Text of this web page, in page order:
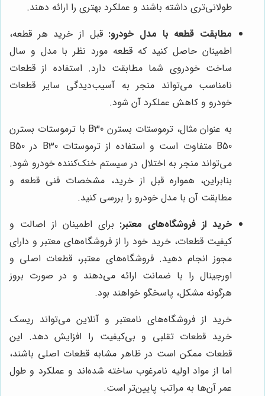
طولانی‌تری داشته باشند و عملکرد بهتری را ارائه دهند.
مطابقت قطعه با مدل خودرو: قبل از خرید هر قطعه،
اطمینان حاصل کنید که قطعه مورد نظر با مدل و سال
ساخت خودروی شما مطابقت دارد. استفاده از قطعات
نامناسب می‌تواند منجر به آسیب‌دیدگی سایر قطعات
خودرو و کاهش عملکرد آن شود.
به عنوان مثال، ترموستات بسترن B30 با ترموستات بسترن
B50 متفاوت است و استفاده از ترموستات B30 در B50
می‌تواند منجر به اختلال در سیستم خنک‌کننده خودرو شود.
بنابراین، همواره قبل از خرید، مشخصات فنی قطعه و
مطابقت آن با مدل خودرو را بررسی کنید.
خرید از فروشگاه‌های معتبر: برای اطمینان از اصالت و
کیفیت قطعات، خرید خود را از فروشگاه‌های معتبر و دارای
مجوز انجام دهید. فروشگاه‌های معتبر، قطعات اصلی و
اورجینال را با ضمانت ارائه می‌دهند و در صورت بروز
هرگونه مشکل، پاسخگو خواهند بود.
خرید از فروشگاه‌های نامعتبر و آنلاین می‌تواند ریسک
خرید قطعات تقلبی و بی‌کیفیت را افزایش دهد. این
قطعات ممکن است در ظاهر مشابه قطعات اصلی باشند،
اما از مواد اولیه نامرغوب ساخته شده‌اند و عملکرد و طول
عمر آن‌ها به مراتب پایین‌تر است.